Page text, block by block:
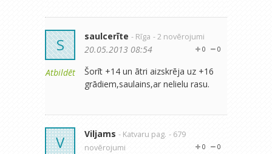
S
Atbildēt
saulcerīte - Rīga - 2 novērojumi
0
0
20.05.2013 08:54
Šorīt +14 un ātri aizskrēja uz +16
grādiem,saulains,ar nelielu rasu.
V Viljams - Katvaru pag. - 679
novērojumi
0
0